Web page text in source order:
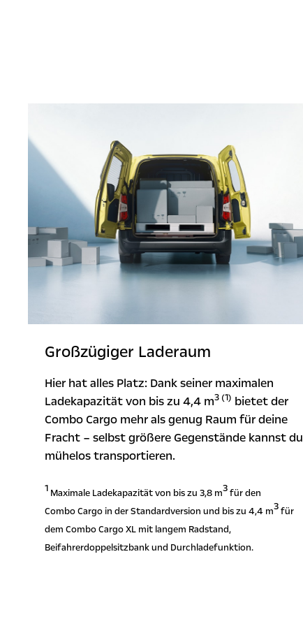
Großzügiger Laderaum
Hier hat alles Platz: Dank seiner maximalen
Ladekapazität von bis zu 4,4 m3 (1) bietet der
Combo Cargo mehr als genug Raum für deine
Fracht – selbst größere Gegenstände kannst du
mühelos transportieren.
1 Maximale Ladekapazität von bis zu 3,8 m3für den
Combo Cargo in der Standardversion und bis zu 4,4 m3für
dem Combo Cargo XL mit langem Radstand,
Beifahrerdoppelsitzbank und Durchladefunktion.